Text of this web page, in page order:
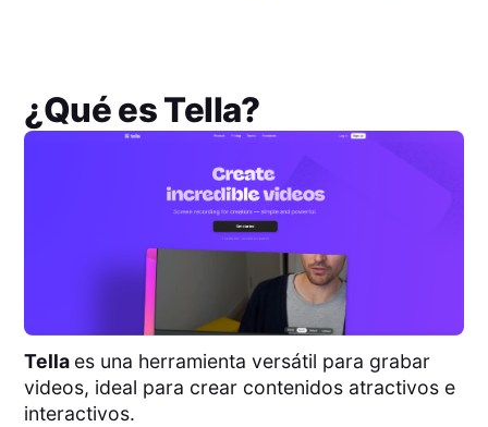
¿Qué esTella?
Tella es una herramienta versátil para grabar
videos, ideal para crear contenidos atractivos e
interactivos.